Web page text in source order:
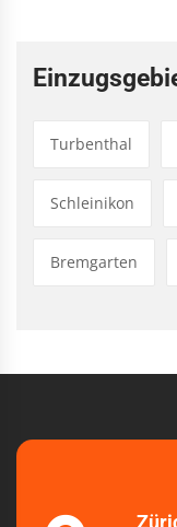
Turbenthal
Schleinikon
Bremgarten